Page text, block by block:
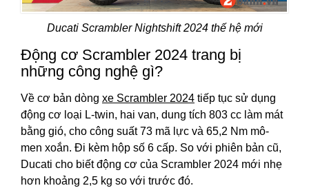
Ducati Scrambler Nightshift 2024 thế hệ mới
Động cơ Scrambler 2024 trang bị
những công nghệ gì?
Về cơ bản dòng xe Scrambler 2024 tiếp tục sử dụng
động cơ loại L-twin, hai van, dung tích 803 cc làm mát
bằng gió, cho công suất 73 mã lực và 65,2 Nm mô-
men xoắn. Đi kèm hộp số 6 cấp. So với phiên bản cũ,
Ducati cho biết động cơ của Scrambler 2024 mới nhẹ
hơn khoảng 2,5 kg so với trước đó.